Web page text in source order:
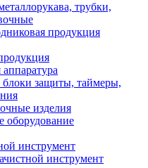
трубки,
продукция
блоки защиты, таймеры,
изделия
оборудование
инструмент
инструмент